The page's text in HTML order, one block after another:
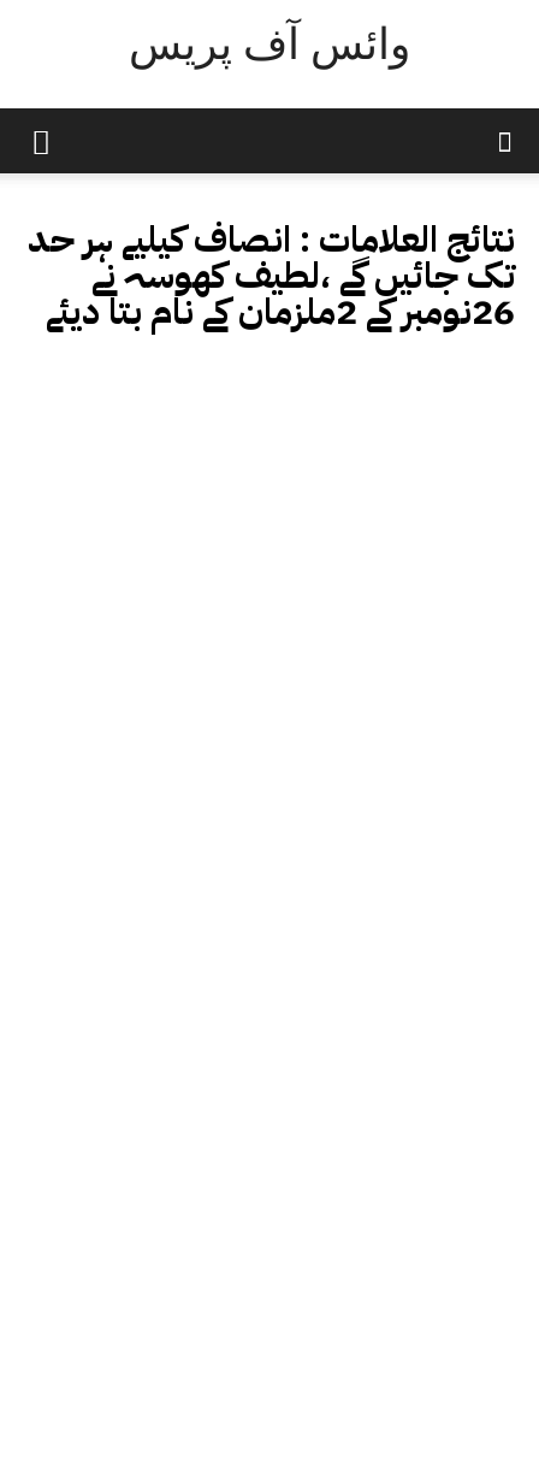
وائس آف پریس
نتائج العلامات : انصاف کیلیے ہر حد
تک جائیں گے ،لطیف کھوسہ نے
26نومبر کے 2ملزمان کے نام بتا دیئے